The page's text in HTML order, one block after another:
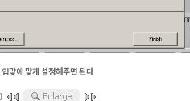
에 맞게 설정해주면 된다